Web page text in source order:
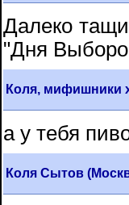
Далеко
"Дня
Коля, мифишники
а у тебя
Коля Сытов